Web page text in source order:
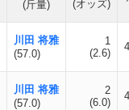
(斤量)
(オッズ)
川田 将雅
(57.0)
1
(2.6)
川田 将雅
(57.0)
2
(6.0)